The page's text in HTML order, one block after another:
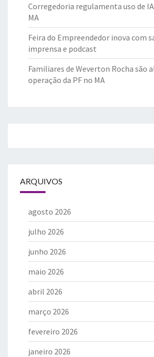
Corregedoria regulamenta uso de
MA
Feira do Empreendedor inova com
imprensa e podcast
Familiares de Weverton Rocha são
operação da PF no MA
ARQUIVOS
agosto 2026
julho 2026
junho 2026
maio 2026
abril 2026
março 2026
fevereiro 2026
janeiro 2026